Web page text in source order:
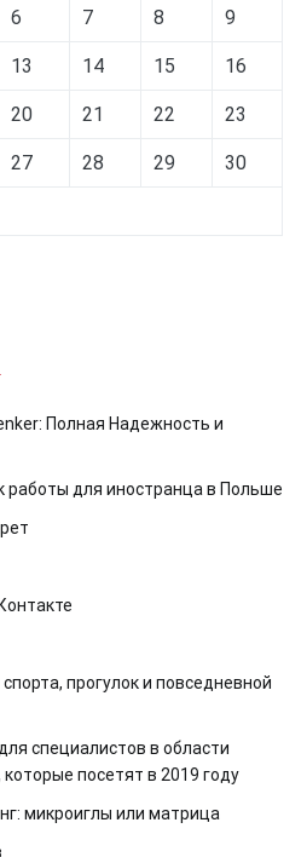
6 7 8 9
13 14 15 16
20 21 22 23
27 28 29 30
Полная Надежность и
работы для иностранца в Польше
прогулок и повседневной
специалистов в области
посетят в 2019 году
микроиглы или матрица